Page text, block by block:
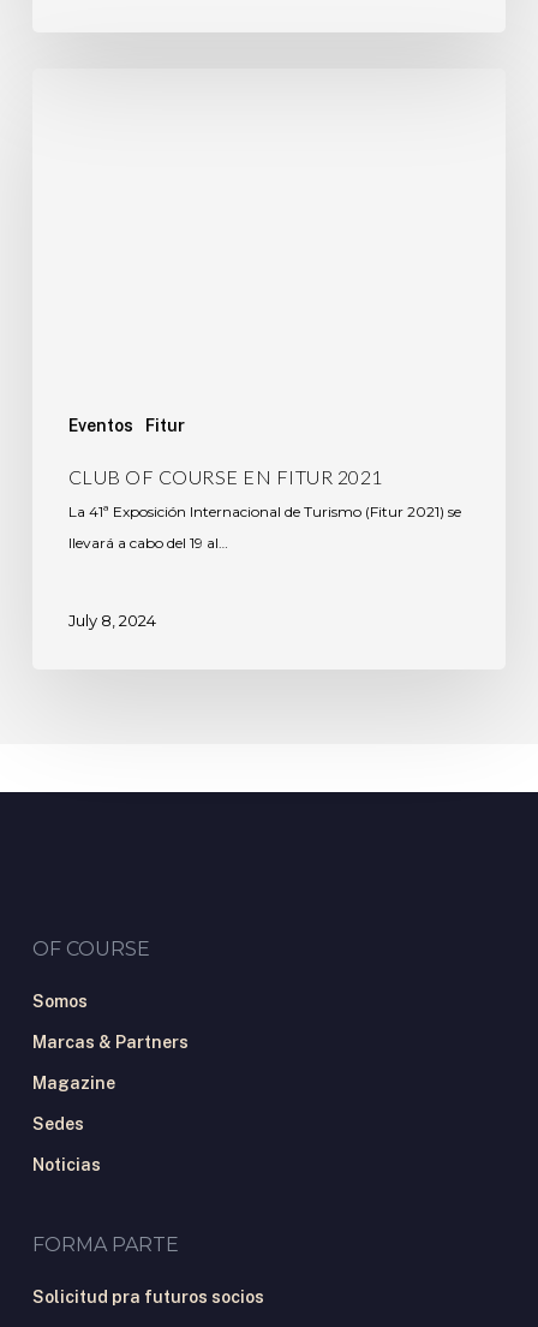
Eventos Fitur
CLUB OF COURSE EN FITUR 2021
La 41ª Exposición Internacional de Turismo (Fitur 2021) se
llevará a cabo del 19 al…
July 8, 2024
OF COURSE
Somos
Marcas & Partners
Magazine
Sedes
Noticias
FORMA PARTE
Solicitud pra futuros socios